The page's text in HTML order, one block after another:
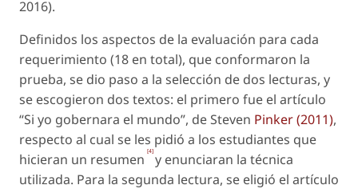
2016).
Definidos los aspectos de la evaluación para cada
requerimiento (18 en total), que conformaron la
prueba, se dio paso a la selección de dos lecturas, y
se escogieron dos textos: el primero fue el artículo
“Si yo gobernara el mundo”, de Steven Pinker (2011),
respecto al cual se les pidió a los estudiantes que
hicieran un resumen [4] y enunciaran la técnica
utilizada. Para la segunda lectura, se eligió el artículo